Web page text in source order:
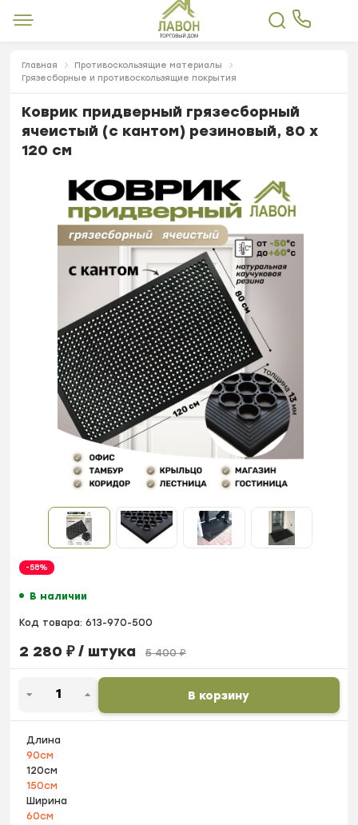
Главная
Противоскользящие материалы
Грязесборные и противоскользящие покрытия
Коврик придверный грязесборный
ячеистый (с кантом) резиновый, 80 х
120 см
-58%
В наличии
Код товара: 613-970-500
2 280 ₽/ штука 5 400₽
В корзину
Длина
90см
120см
150см
Ширина
60см